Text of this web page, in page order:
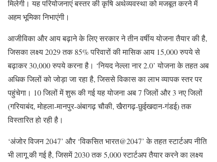
मिलेगी। यह परियोजनाएं बस्तर की कृषि अर्थव्यवस्था को मजबूत करने में
अहम भूमिका निभाएंगी।
आजीविका और आय बढ़ाने के लिए सरकार ने तीन वर्षीय योजना तैयार की है,
जिसका लक्ष्य 2029 तक 85% परिवारों की मासिक आय 15,000 रुपये से
बढ़ाकर 30,000 रुपये करना है। ‘नियद नेल्ला नार 2.0’ योजना के तहत अब
अधिक जिलों को जोड़ा जा रहा है, जिससे विकास का लाभ व्यापक स्तर पर
पहुंचेगा। 10 जिलों में शुरू की गई यह योजना अब 7 जिलों और 3 नए जिलों
(गरियाबंद, मोहला-मानपुर-अंबागढ़ चौकी, खैरागढ़-छुईखदान-गंडई) तक
विस्तारित हो रही है।
‘अंजोर विजन 2047’ और ‘विकसित भारत@2047’ के तहत स्टार्टअप नीति
भी लागू की गई है, जिसमें 2030 तक 5,000 स्टार्टअप तैयार करने का लक्ष्य